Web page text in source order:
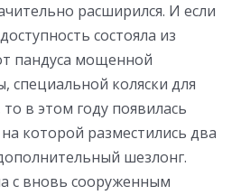
расширился. И если
состояла из
пандуса мощенной
специальной коляски для
в этом году появилась
которой разместились два
шезлонг.
с вновь сооруженным